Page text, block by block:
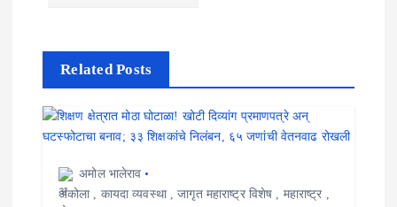
g
a
Related Posts
अमोल भालेराव
अकोला, कायदा व्यवस्था,जागृत महाराष्ट्र विशेष , महाराष्ट्र ,